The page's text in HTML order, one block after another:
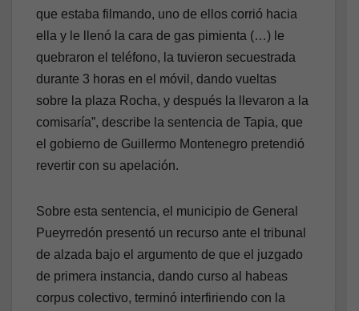
que estaba filmando, uno de ellos corrió hacia
ella y le llenó la cara de gas pimienta (…) le
quebraron el teléfono, la tuvieron secuestrada
durante 3 horas en el móvil, dando vueltas
sobre la plaza Rocha, y después la llevaron a la
comisaría”, describe la sentencia de Tapia, que
el gobierno de Guillermo Montenegro pretendió
revertir con su apelación.
Sobre esta sentencia, el municipio de General
Pueyrredón presentó un recurso ante el tribunal
de alzada bajo el argumento de que el juzgado
de primera instancia, dando curso al habeas
corpus colectivo, terminó interfiriendo con la